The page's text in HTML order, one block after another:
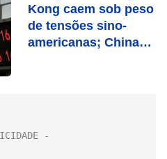
Kong caem sob peso
de tensões sino-
americanas; China